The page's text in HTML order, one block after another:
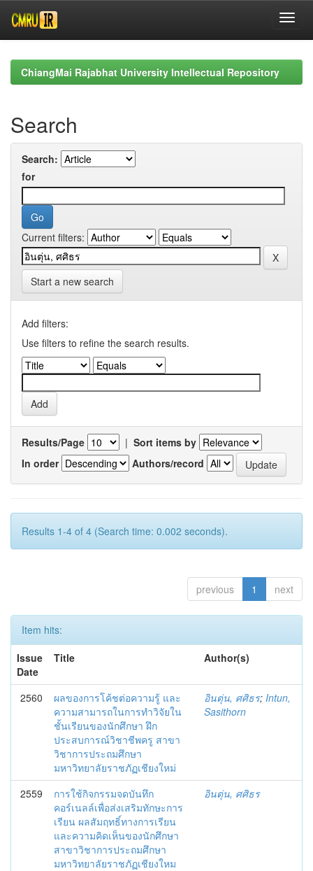
navigationChiangMai Rajabhat University Intellectual Repository
Search
Search:
for
Current filters:
Start a new search
Add filters:
Use filters to refine the search results.
Results/Page | Sort items by
In order
Authors/record
Results 1-4 of 4 (Search time: 0.002 seconds).
previous 1 next
Item hits:
Issue
Date
Title Author(s)
2560
ผลของการโค้ชต่อความรู้ และ
ความสามารถในการทำวิจัยใน
ชั้นเรียนของนักศึกษา ฝึก
ประสบการณ์วิชาชีพครู สาขา
วิชาการประถมศึกษา
มหาวิทยาลัยราชภัฏเชียงใหม่
อินตุ่น, ศศิธร; Intun,
Sasithorn
2559
การใช้กิจกรรมจดบันทึก
คอร์เนลล์เพื่อส่งเสริมทักษะการ
เรียน ผลสัมฤทธิ์ทางการเรียน
และความคิดเห็นของนักศึกษา
สาขาวิชาการประถมศึกษา
มหาวิทยาลัยราชภัฏเชียงใหม
อินตุ่น, ศศิธร